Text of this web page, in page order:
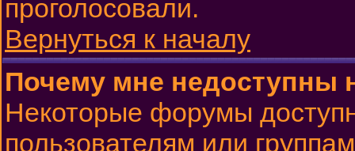
проголосовали.
Вернуться к началу
Почему мне
Некоторые форумы
пользователям или